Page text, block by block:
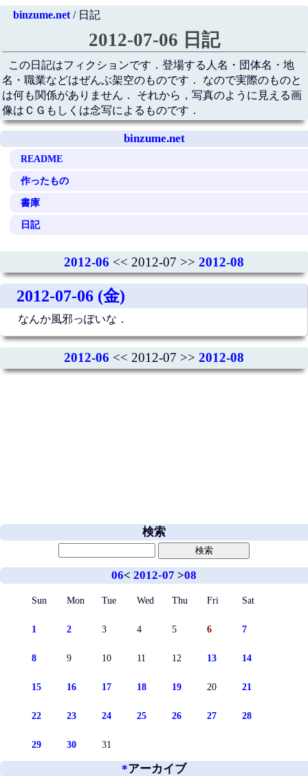
binzume.net/ 日記
2012-07-06 日記
この日記はフィクションです．登場する人名・団体名・地
名・職業などはぜんぶ架空のものです． なので実際のものと
は何も関係がありません． それから，写真のように見える画
像はＣＧもしくは念写によるものです．
binzume.net
README
作ったもの
書庫
日記
2012-06 << 2012-07 >> 2012-08
2012-07-06 (金)
なんか風邪っぽいな．
2012-06 << 2012-07 >> 2012-08
検索
06< 2012-07 >08
Sun Mon Tue Wed Thu Fri Sat
1 2 3 4 5 6 7
8 9 10 11 12 13 14
15 16 17 18 19 20 21
22 23 24 25 26 27 28
29 30 31
*アーカイブ